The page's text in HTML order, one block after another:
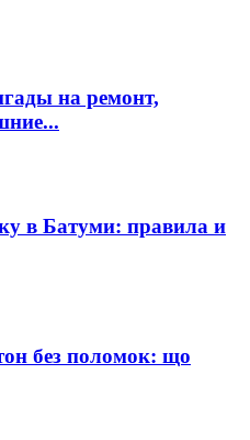
на ремонт,
в Батуми: правила и
без поломок: що